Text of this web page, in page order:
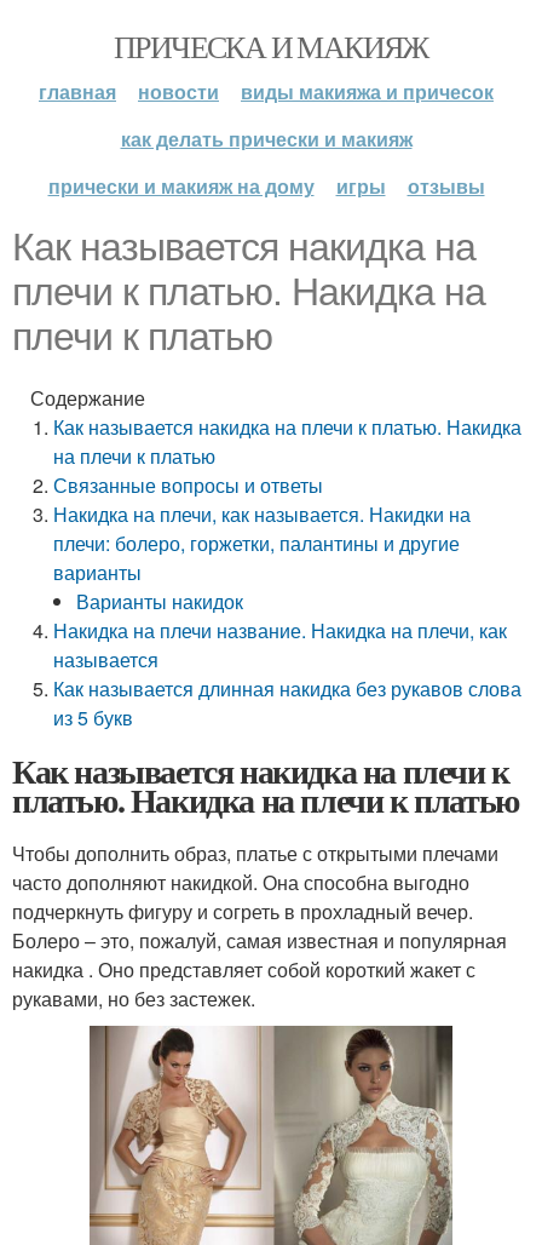
ПРИЧЕСКА И МАКИЯЖ
главная новости
виды макияжа и причесок
как делать прически и макияж
прически и макияж на дому
игры отзывы
Как называется накидка на
плечи к платью. Накидка на
плечи к платью
Содержание
Как называется накидка на плечи к платью. Накидка
на плечи к платью
Связанные вопросы и ответы
Накидка на плечи, как называется. Накидки на
плечи: болеро, горжетки, палантины и другие
варианты
Варианты накидок
Накидка на плечи название. Накидка на плечи, как
называется
Как называется длинная накидка без рукавов слова
из 5 букв
Как называется накидка на плечи к
платью. Накидка на плечи к платью
Чтобы дополнить образ, платье с открытыми плечами
часто дополняют накидкой. Она способна выгодно
подчеркнуть фигуру и согреть в прохладный вечер.
Болеро – это, пожалуй, самая известная и популярная
накидка . Оно представляет собой короткий жакет с
рукавами, но без застежек.